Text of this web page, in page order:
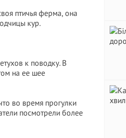
птичья ферма, она
кур.
к поводку. В
на ее шее
во время прогулки
посмотрели более